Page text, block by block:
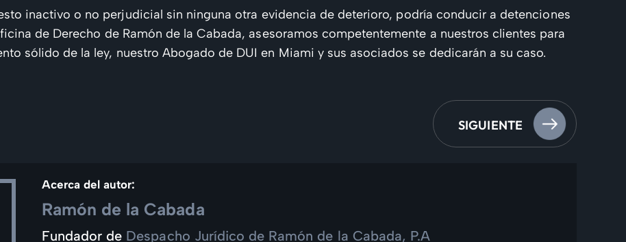
inactivo o no perjudicial sin ninguna otra evidencia de deterioro, podría conducir a detenciones
de Derecho de Ramón de la Cabada, asesoramos competentemente a nuestros clientes para
sólido de la ley, nuestro Abogado de DUI en Miami y sus asociados se dedicarán a su caso.
SIGUIENTE
Acerca del autor:
Ramón de la Cabada
Fundador de Despacho Jurídico de Ramón de la Cabada, P.A